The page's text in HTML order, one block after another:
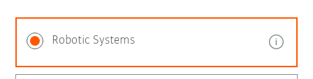
Robotic Systems